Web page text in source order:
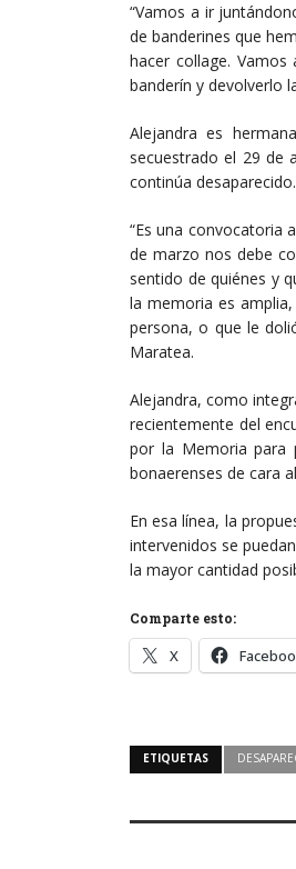
“Vamos a ir
de banderines que
hacer collage.
banderín y devolverlo
Alejandra es
secuestrado el 29 de
continúa
“Es una convocatoria
de marzo nos debe
sentido de quiénes y
la memoria es
persona, o que le
Maratea.
Alejandra, como
recientemente del
por la Memoria para
bonaerenses de cara
En esa línea, la
intervenidos se
la mayor cantidad
Comparte esto:
X
ETIQUETAS